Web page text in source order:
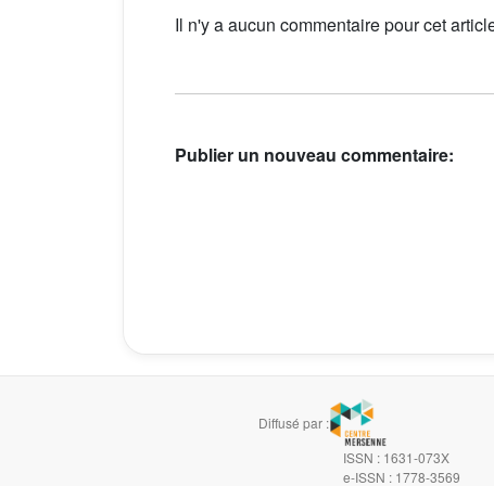
Il n'y a aucun commentaire pour cet
Publier un nouveau commentaire:
Diffusé par :
ISSN : 1631-073X
e-ISSN : 1778-3569